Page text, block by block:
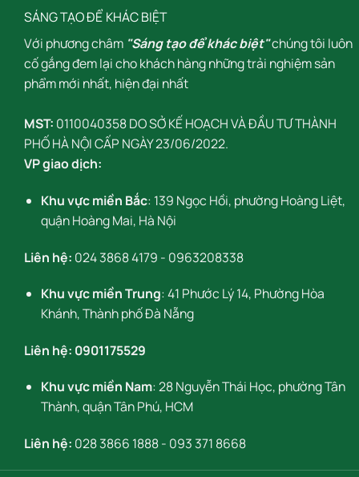
SÁNG TẠO ĐỂ KHÁC BIỆT
Với phương châm "Sáng tạo để khác biệt"chúng tôi luôn
cố gắng đem lại cho khách hàng những trải nghiệm sản
phẩm mới nhất, hiện đại nhất
MST: 0110040358 DO SỞ KẾ HOẠCH VÀ ĐẦU TƯ THÀNH
PHỐ HÀ NỘI CẤP NGÀY 23/06/2022.
VP giao dịch:
Khu vực miền Bắc: 139 Ngọc Hồi, phường Hoàng Liệt,
quận Hoàng Mai, Hà Nội
Liên hệ: 024 3868 4179 - 0963208338
Khu vực miền Trung: 41 Phước Lý 14, Phường Hòa
Khánh, Thành phố Đà Nẵng
Liên hệ: 0901175529
Khu vực miền Nam: 28 Nguyễn Thái Học, phường Tân
Thành, quận Tân Phú, HCM
Liên hệ: 028 3866 1888- 093 371 8668